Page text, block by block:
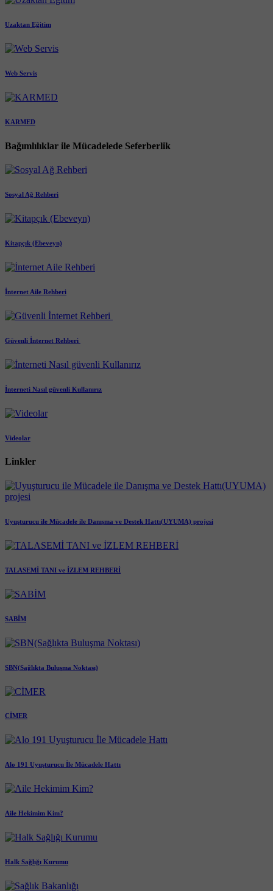
Uzaktan Eğitim
Web Servis
KARMED
Bağımlılıklar ile Mücadelede Seferberlik
Sosyal Ağ Rehberi
Kitapçık (Ebeveyn)
İnternet Aile Rehberi
Güvenli İnternet Rehberi ​
İnterneti Nasıl güvenli Kullanırız
Videolar
Linkler
Uyuşturucu ile Mücadele ile Danışma ve Destek Hattı(UYUMA) projesi
TALASEMİ TANI ve İZLEM REHBERİ
SABİM
SBN(Sağlıkta Buluşma Noktası)
CİMER
Alo 191 Uyuşturucu İle Mücadele Hattı
Aile Hekimim Kim?
Halk Sağlığı Kurumu